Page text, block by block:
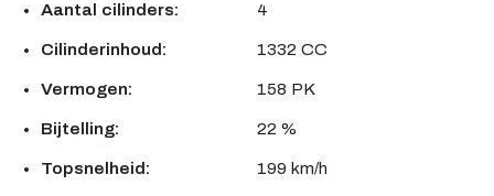
Aantal cilinders: 4
Cilinderinhoud: 1332 CC
Vermogen: 158 PK
Bijtelling: 22 %
Topsnelheid: 199 km/h